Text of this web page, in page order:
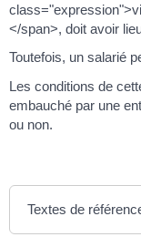
</span>, doit avoir
Toutefois, un salarié
Les conditions de
embauché par une
ou non.
Textes de